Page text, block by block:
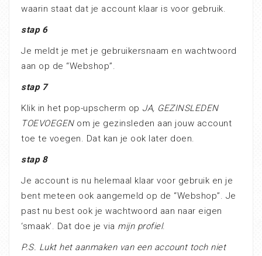
waarin staat dat je account klaar is voor gebruik.
stap 6
Je meldt je met je gebruikersnaam en wachtwoord
aan op de “Webshop”.
stap 7
Klik in het pop-upscherm op JA, GEZINSLEDEN
TOEVOEGENom je gezinsleden aan jouw account
toe te voegen. Dat kan je ook later doen.
stap 8
Je account is nu helemaal klaar voor gebruik en je
bent meteen ook aangemeld op de “Webshop”. Je
past nu best ook je wachtwoord aan naar eigen
‘smaak’. Dat doe je via mijn profiel.
P.S. Lukt het aanmaken van een account toch niet